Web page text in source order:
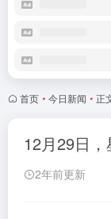
首页 • 今日新闻 • 正
12月29日
2年前更新